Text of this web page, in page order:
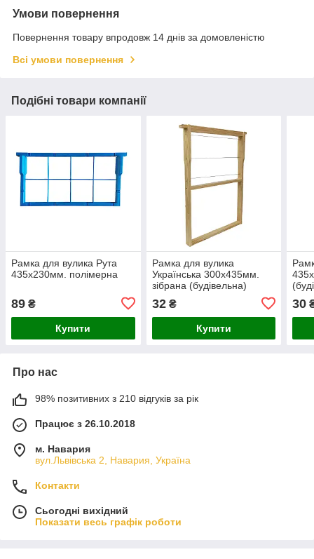
Умови повернення
Повернення товару впродовж 14 днів за домовленістю
Всі умови повернення
Подібні товари компанії
Рамка для вулика Рута
435х230мм. полімерна
89 ₴
Купити
Рамка для вулика
Українська 300x435мм.
зібрана (будівельна)
32₴
Купити
30
Про нас
98% позитивних з 210 відгуків за рік
Працює з 26.10.2018
м. Навария
вул.Львівська 2, Навария, Україна
Контакти
Сьогодні вихідний
Показати весь графік роботи